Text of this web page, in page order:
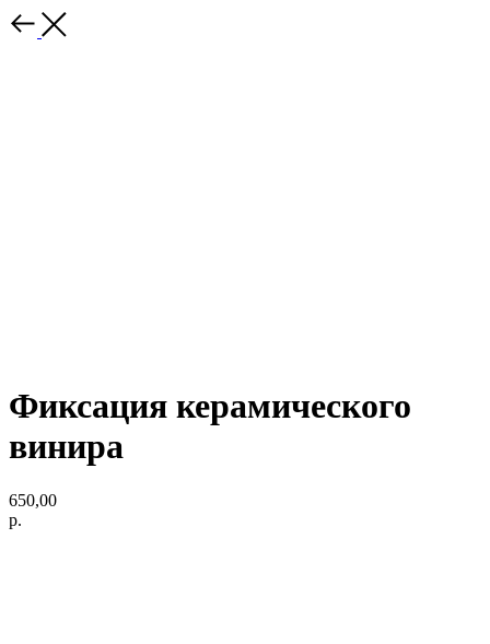
Фиксация керамического
винира
650,00
р.